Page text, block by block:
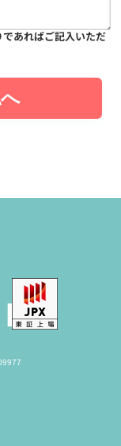
あればご記入いただ